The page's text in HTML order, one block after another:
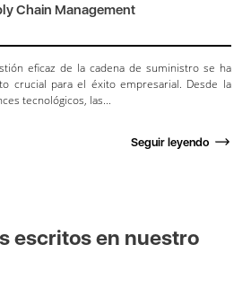
Chain Management
eficaz de la cadena de suministro se ha
crucial para el éxito empresarial. Desde la
tecnológicos, las...
Seguir leyendo
escritos en nuestro